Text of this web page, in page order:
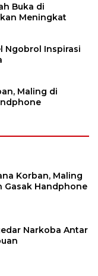
Buka di
Meningkat
Ngobrol Inspirasi
Maling di
Korban, Maling
Gasak Handphone
Narkoba Antar